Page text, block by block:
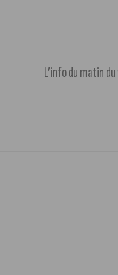
L’info du matin